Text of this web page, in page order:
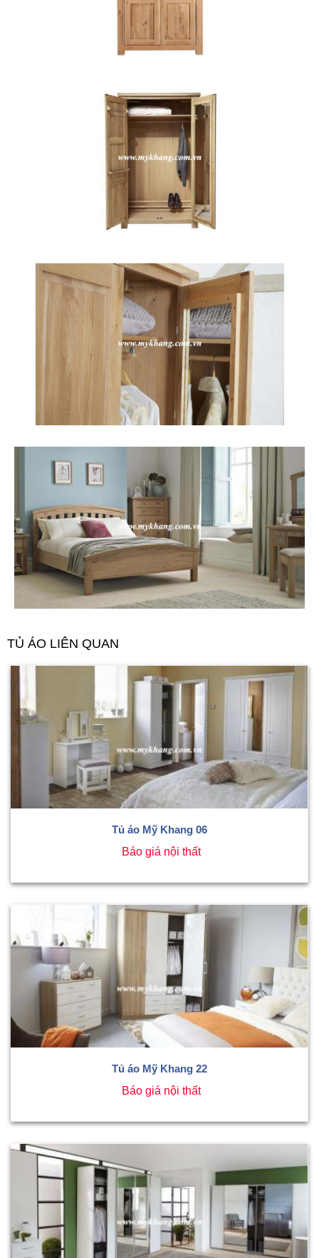
TỦ ÁO LIÊN QUAN
Tủ áo Mỹ Khang 06
Báo giá nội thất
Tủ áo Mỹ Khang 22
Báo giá nội thất